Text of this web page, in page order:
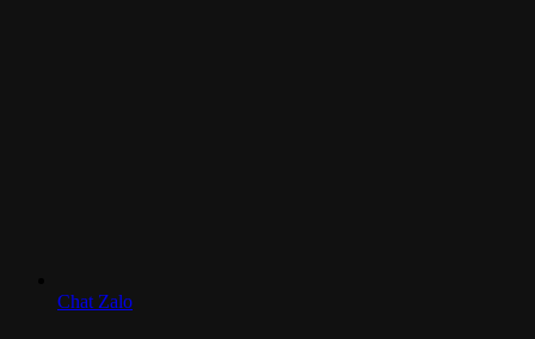
Chat Zalo